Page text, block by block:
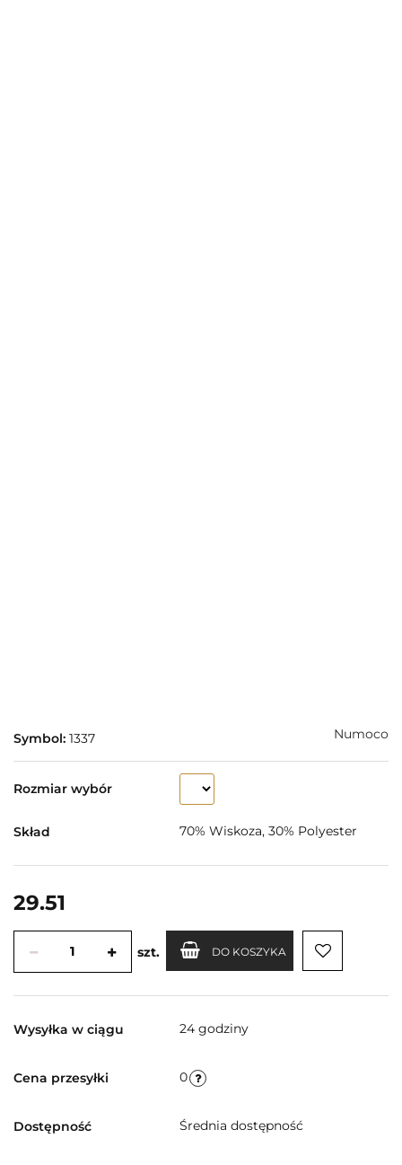
Symbol: 1337 Numoco
Rozmiar wybór
Skład 70% Wiskoza, 30% Polyester
29.51
szt. DO KOSZYKA
Wysyłka w ciągu 24 godziny
Cena przesyłki 0
Dostępność Średnia dostępność